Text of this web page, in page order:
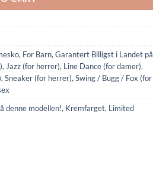
, For Barn,Garantert Billigst i Landet på
,Jazz (for herrer), Line Dance (for damer),
,Sneaker (for herrer),Swing / Bugg / Fox (for
denne modellen!, Kremfarget, Limited